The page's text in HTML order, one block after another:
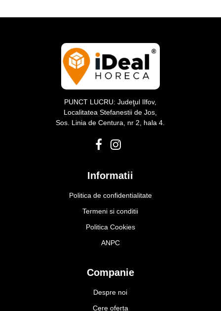
PUNCT LUCRU: Judeţul Ilfov,
Localitatea Stefanestii de Jos,
Sos. Linia de Centura, nr 2, hala 4.
Informatii
Politica de confidentialitate
Termeni si conditii
Politica Cookies
ANPC
Companie
Despre noi
Cere oferta